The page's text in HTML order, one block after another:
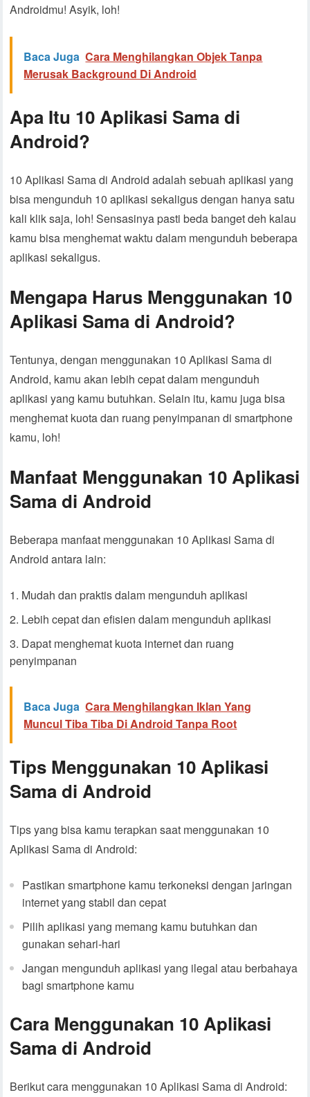
Androidmu! Asyik, loh!
Baca Juga Cara Menghilangkan Objek Tanpa
Merusak Background Di Android
Apa Itu 10 Aplikasi Sama di
Android?
10 Aplikasi Sama di Android adalah sebuah aplikasi yang
bisa mengunduh 10 aplikasi sekaligus dengan hanya satu
kali klik saja, loh! Sensasinya pasti beda banget deh kalau
kamu bisa menghemat waktu dalam mengunduh beberapa
aplikasi sekaligus.
Mengapa Harus Menggunakan 10
Aplikasi Sama di Android?
Tentunya, dengan menggunakan 10 Aplikasi Sama di
Android, kamu akan lebih cepat dalam mengunduh
aplikasi yang kamu butuhkan. Selain itu, kamu juga bisa
menghemat kuota dan ruang penyimpanan di smartphone
kamu, loh!
Manfaat Menggunakan 10 Aplikasi
Sama di Android
Beberapa manfaat menggunakan 10 Aplikasi Sama di
Android antara lain:
Mudah dan praktis dalam mengunduh aplikasi
Lebih cepat dan efisien dalam mengunduh aplikasi
Dapat menghemat kuota internet dan ruang
penyimpanan
Baca Juga Cara Menghilangkan Iklan Yang
Muncul Tiba Tiba Di Android Tanpa Root
Tips Menggunakan 10 Aplikasi
Sama di Android
Tips yang bisa kamu terapkan saat menggunakan 10
Aplikasi Sama di Android:
Pastikan smartphone kamu terkoneksi dengan jaringan
internet yang stabil dan cepat
Pilih aplikasi yang memang kamu butuhkan dan
gunakan sehari-hari
Jangan mengunduh aplikasi yang ilegal atau berbahaya
bagi smartphone kamu
Cara Menggunakan 10 Aplikasi
Sama di Android
Berikut cara menggunakan 10 Aplikasi Sama di Android: